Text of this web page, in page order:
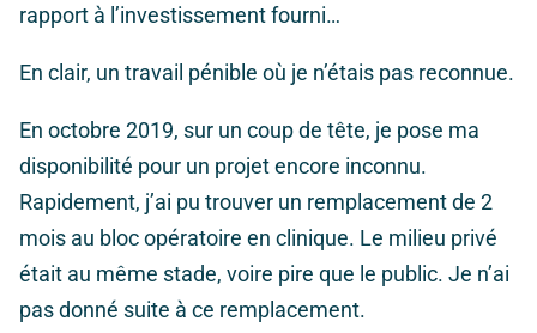
rapport à l’investissement fourni…
En clair, un travail pénible où je n’étais pas reconnue.
En octobre 2019, sur un coup de tête, je pose ma
disponibilité pour un projet encore inconnu.
Rapidement, j’ai pu trouver un remplacement de 2
mois au bloc opératoire en clinique. Le milieu privé
était au même stade, voire pire que le public. Je n’ai
pas donné suite à ce remplacement.